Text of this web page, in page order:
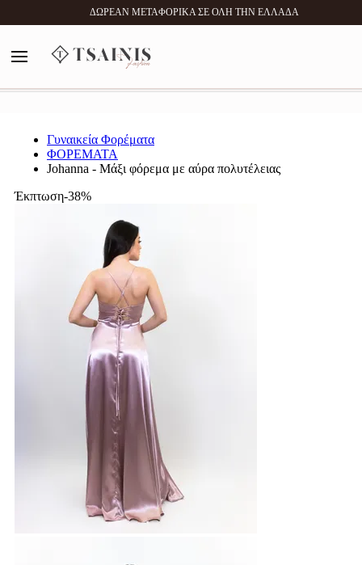
ΔΩΡΕΑΝ ΜΕΤΑΦΟΡΙΚΑ ΣΕ ΟΛΗ ΤΗΝ ΕΛΛΑΔΑ
MENU
Γυναικεία Φορέματα
ΦΟΡΕΜΑΤΑ
Johanna - Μάξι φόρεμα με αύρα πολυτέλειας
Έκπτωση-38%